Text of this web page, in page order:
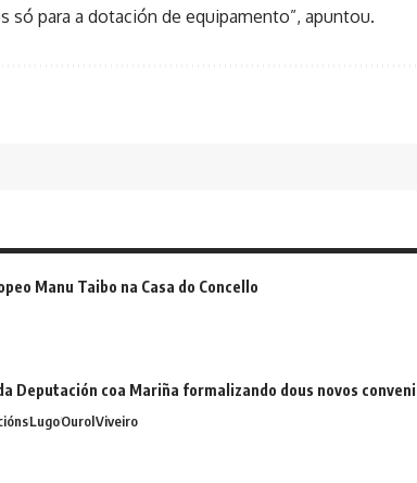
só para a dotación de equipamento”, apuntou.
Manu Taibo na Casa do Concello
Deputación coa Mariña formalizando dous novos
LugoOurolViveiro